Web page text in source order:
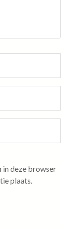
in deze browser
plaats.